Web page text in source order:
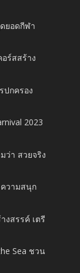
ยอดกีฬา
ร์สสร้าง
ปกครอง
2023
ว่า สวยจริง
วามสนุก
งสรรค์ เตรี
Sea ชวน